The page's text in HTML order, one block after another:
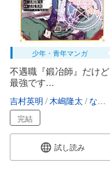
少年・青年マンガ
不遇職『鍛冶師』だけど
最強です...
吉村英明 木嶋隆太 なかむら
完結
試し読み